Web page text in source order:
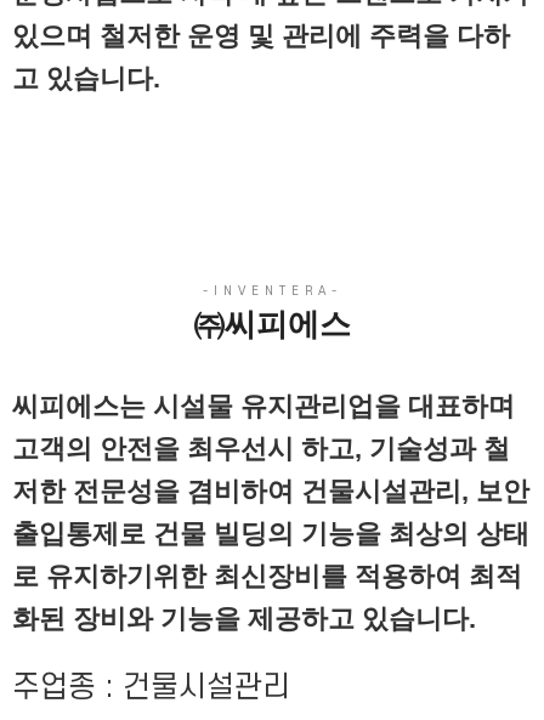
있으며 철저한 운영 및 관리에 주력을 다하
고 있습니다.
㈜씨피에스
씨피에스는 시설물 유지관리업을 대표하며
고객의 안전을 최우선시 하고, 기술성과 철
저한 전문성을 겸비하여 건물시설관리, 보안
출입통제로 건물 빌딩의 기능을 최상의 상태
로 유지하기위한 최신장비를 적용하여 최적
화된 장비와 기능을 제공하고 있습니다.
주업종 : 건물시설관리